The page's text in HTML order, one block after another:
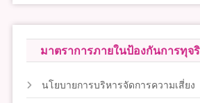
มาตราการภายในป้องกันการทุจ
นโยบายการบริหารจัดการความเสี่ยง